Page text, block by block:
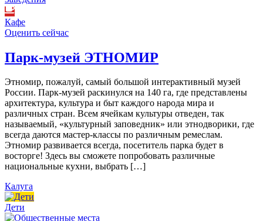
Кафе
Оценить сейчас
Парк-музей ЭТНОМИР
Этномир, пожалуй, самый большой интерактивный музей
России. Парк-музей раскинулся на 140 га, где представлены
архитектура, культура и быт каждого народа мира и
различных стран. Всем ячейкам культуры отведен, так
называемый, «культурный заповедник» или этнодворики, где
всегда даются мастер-классы по различным ремеслам.
Этномир развивается всегда, посетитель парка будет в
восторге! Здесь вы сможете попробовать различные
национальные кухни, выбрать […]
Калуга
Дети